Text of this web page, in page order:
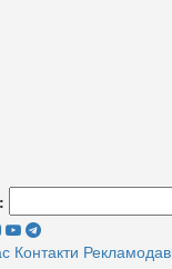
Контакти